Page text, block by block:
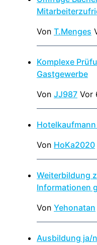
Von T.Menges
Komplexe
Gastgewerbe
Von JJ987 Vor
Von HoKa2020
Weiterbildung
Informationen
Von Yehonatan
Ausbildung ja/